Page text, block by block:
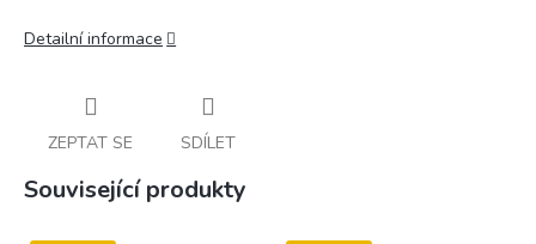
Detailní informace
ZEPTAT SE SDÍLET
Související produkty